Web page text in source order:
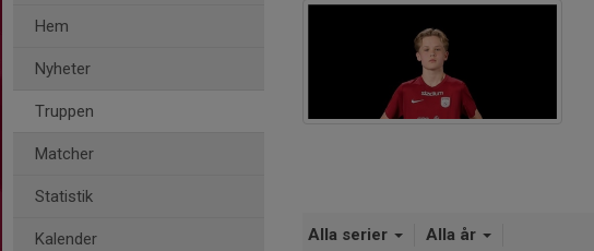
Hem
Nyheter
Truppen
Matcher
Statistik
Kalender Alla serier Alla år